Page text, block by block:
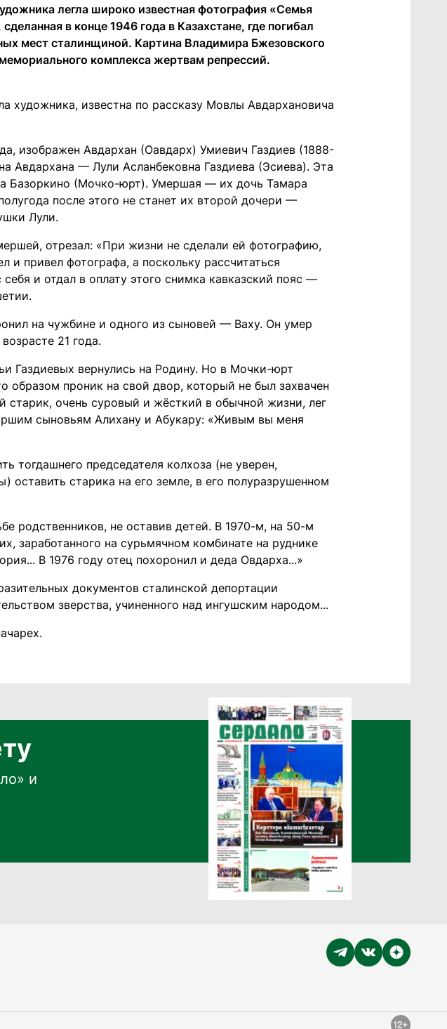
легла широко известная фотография «Семья
в конце 1946 года в Казахстане, где погибал
мест сталинщиной. Картина Владимира Бжезовского
комплекса жертвам репрессий.
художника, известна по рассказу Мовлы Авдархановича
изображен Авдархан (Оавдарх) Умиевич Газдиев (1888-
Авдархана — Лули Асланбековна Газдиева (Эсиева). Эта
Базоркино (Мочко-юрт). Умершая — их дочь Тамара
после этого не станет их второй дочери —
Лули.
отрезал: «При жизни не сделали ей фотографию,
и привел фотографа, а поскольку рассчитаться
и отдал в оплату этого снимка кавказский пояс —
на чужбине и одного из сыновей — Ваху. Он умер
21 года.
Газдиевых вернулись на Родину. Но в Мочки-юрт
образом проник на свой двор, который не был захвачен
старик, очень суровый и жёсткий в обычной жизни, лег
сыновьям Алихану и Абукару: «Живым вы меня
тогдашнего председателя колхоза (не уверен,
оставить старика на его земле, в его полуразрушенном
родственников, не оставив детей. В 1970-м, на 50-м
заработанного на сурьмячном комбинате на руднике
В 1976 году отец похоронил и деда Овдарха...»
документов сталинской депортации
зверства, учиненного над ингушским народом...
и